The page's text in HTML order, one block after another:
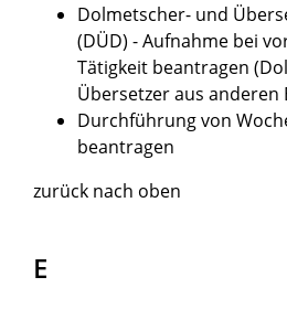
Dolmetscher- und
(DÜD) - Aufnahme bei
Tätigkeit beantragen
Übersetzer aus anderen
Durchführung von
beantragen
zurück nach oben
E